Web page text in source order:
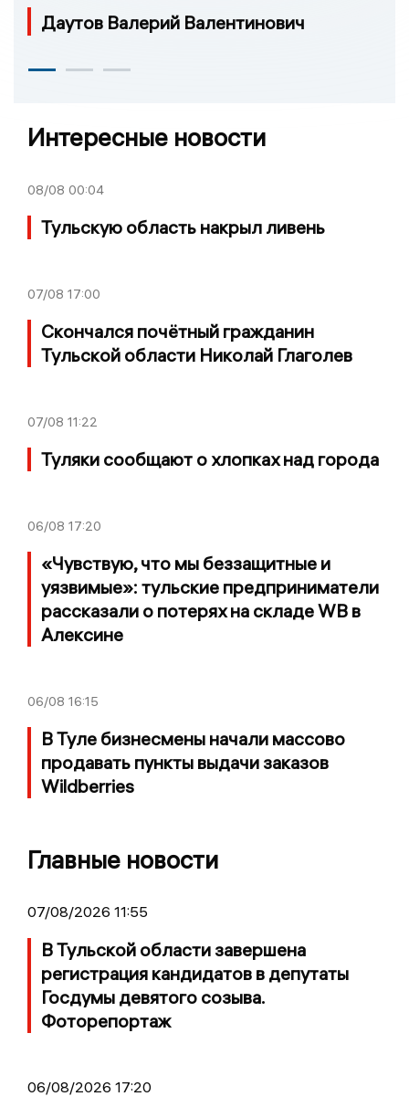
Даутов Валерий Валентинович
Интересные новости
08/08 00:04
Тульскую область накрыл ливень
07/08 17:00
Скончался почётный гражданин
Тульской области Николай Глаголев
07/08 11:22
Туляки сообщают о хлопках над города
06/08 17:20
«Чувствую, что мы беззащитные и
уязвимые»: тульские предприниматели
рассказали о потерях на складе WB в
Алексине
06/08 16:15
В Туле бизнесмены начали массово
продавать пункты выдачи заказов
Wildberries
Главные новости
07/08/2026 11:55
В Тульской области завершена
регистрация кандидатов в депутаты
Госдумы девятого созыва.
Фоторепортаж
06/08/2026 17:20